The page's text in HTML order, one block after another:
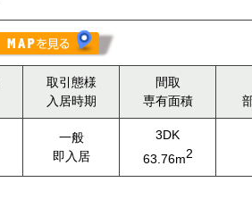
取引態様
入居時期
間取
専有面積
一般
即入居
3DK
63.76m2